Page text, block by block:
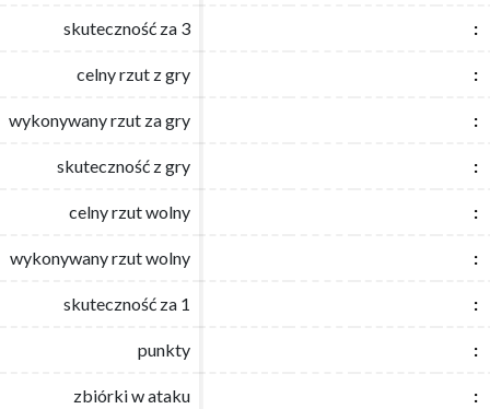
skuteczność za 3 :
celny rzut z gry :
wykonywany rzut za gry :
skuteczność z gry :
celny rzut wolny :
wykonywany rzut wolny :
skuteczność za 1 :
punkty :
zbiórki w ataku :
skuteczność za 3 :
celny rzut z gry :
wykonywany rzut za gry :
skuteczność z gry :
celny rzut wolny :
wykonywany rzut wolny :
skuteczność za 1 :
punkty :
zbiórki w ataku :